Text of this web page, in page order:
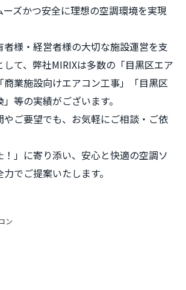
ズかつ安全に理想の空調環境を実現
者様・経営者様の大切な施設運営を支
して、弊社MIRIXは多数の「目黒区エア
商業施設向けエアコン工事」「目黒区
等の実績がございます。
やご要望でも、お気軽にご相談・ご依
！」に寄り添い、安心と快適の空調ソ
でご提案いたします。
ン